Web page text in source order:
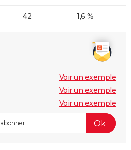
42 1,6 %
Voir un exemple
Voir un exemple
Voir un exemple